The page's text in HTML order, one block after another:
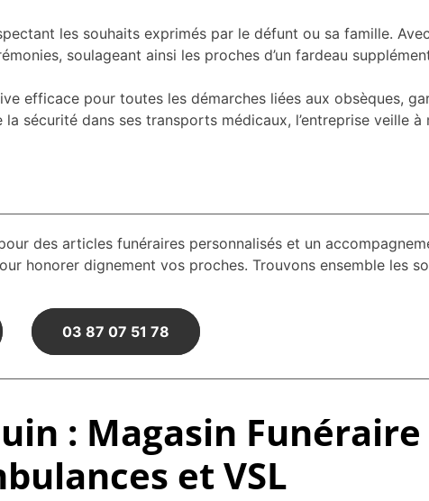
les souhaits exprimés par le défunt ou sa famille.
soulageant ainsi les proches d’un fardeau
efficace pour toutes les démarches liées aux obsèques,
sécurité dans ses transports médicaux, l’entreprise veille
des articles funéraires personnalisés et un
honorer dignement vos proches. Trouvons ensemble les
03 87 07 51 78
: Magasin
et VSL